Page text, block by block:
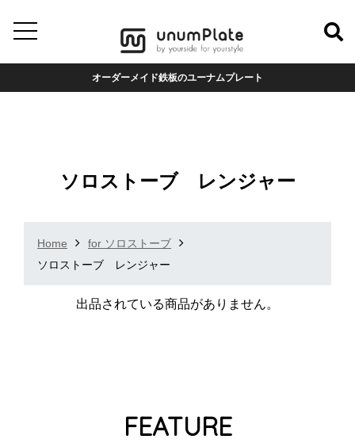
オーダーメイド鉄板のユーナムプレート
ソロストーブ レンジャー
Home
for ソロストーブ
ソロストーブ レンジャー
出品されている商品がありません。
FEATURE